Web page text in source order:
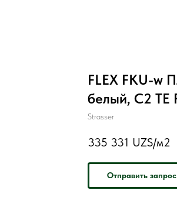
FLEX FKU-w
белый, C2 TE
Strasser
335 331 UZS/м2
Отправить запрос